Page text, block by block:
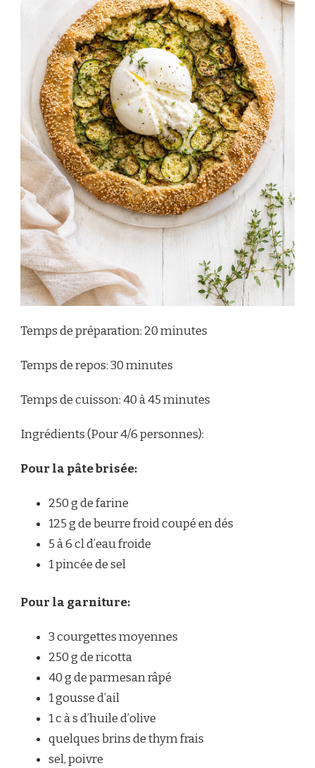
Temps de préparation: 20 minutes
Temps de repos: 30 minutes
Temps de cuisson: 40 à 45 minutes
Ingrédients (Pour 4/6 personnes):
Pour la pâte brisée:
250 g de farine
125 g de beurre froid coupé en dés
5 à 6 cl d’eau froide
1 pincée de sel
Pour la garniture:
3 courgettes moyennes
250 g de ricotta
40 g de parmesan râpé
1 gousse d’ail
1 c à s d’huile d’olive
quelques brins de thym frais
sel, poivre